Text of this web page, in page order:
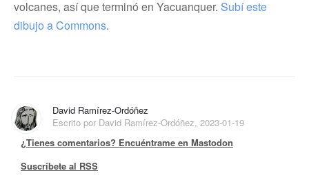
volcanes, así que terminó en Yacuanquer. Subí este
dibujo a Commons.
David Ramírez-Ordóñez
Escrito por David Ramírez-Ordóñez, 2023-01-19
¿Tienes comentarios? Encuéntrame en Mastodon
Suscríbete al RSS